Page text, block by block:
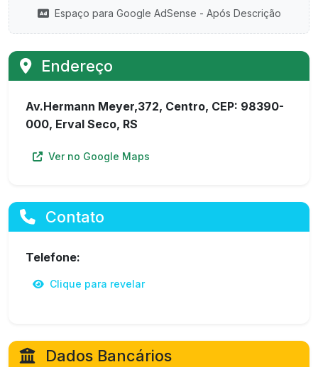
Espaço para Google AdSense - Após Descrição
Endereço
Av.Hermann Meyer,372, Centro, CEP: 98390-
000, Erval Seco, RS
Ver no Google Maps
Contato
Telefone:
Clique para revelar
Dados Bancários